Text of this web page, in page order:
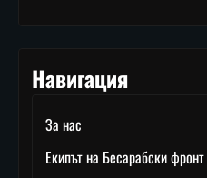
Навигация
За нас
Екипът на Бесарабски фронт